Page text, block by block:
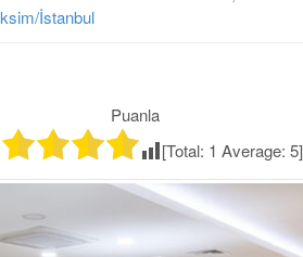
İstanbul
Puanla
[Total: 1 Average:5]